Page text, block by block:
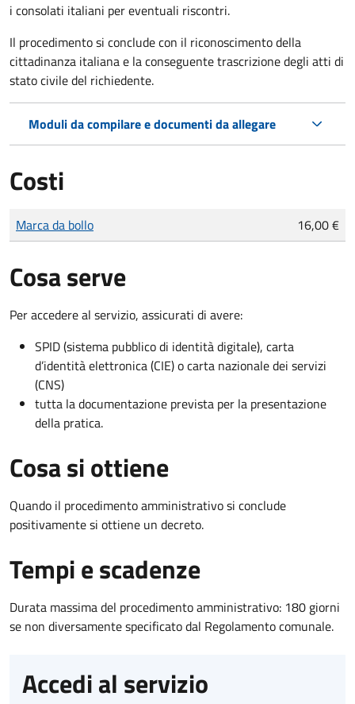
i consolati italiani per eventuali riscontri.
Il procedimento si conclude con il riconoscimento della
cittadinanza italiana e la conseguente trascrizione degli atti di
stato civile del richiedente.
Moduli da compilare e documenti da allegare
Costi
Tipo di pagamento
Importo
Marca da bollo 16,00 €
Cosa serve
Per accedere al servizio, assicurati di avere:
SPID (sistema pubblico di identità digitale), carta
d’identità elettronica (CIE) o carta nazionale dei servizi
(CNS)
tutta la documentazione prevista per la presentazione
della pratica.
Cosa si ottiene
Quando il procedimento amministrativo si conclude
positivamente si ottiene un decreto.
Tempi e scadenze
Durata massima del procedimento amministrativo: 180 giorni
se non diversamente specificato dal Regolamento comunale.
Accedi al servizio